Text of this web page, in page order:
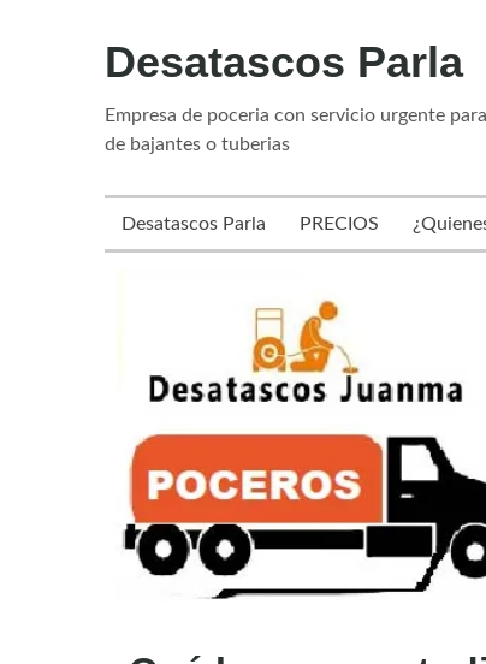
Desatascos Parla
Empresa de poceria con servicio urgente
de bajantes o tuberias
Desatascos Parla PRECIOS